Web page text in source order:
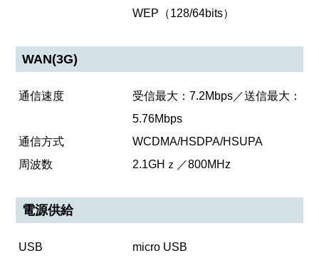
WEP（128/64bits）
WAN(3G)
通信速度
受信最大：7.2Mbps／送信最大：
5.76Mbps
通信方式
WCDMA/HSDPA/HSUPA
周波数
2.1GHｚ／800MHz
電源供給
USB micro USB